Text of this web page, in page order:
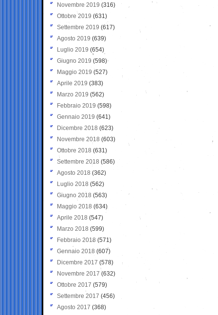
Novembre 2019 (316)
Ottobre 2019 (631)
Settembre 2019 (617)
Agosto 2019 (639)
Luglio 2019 (654)
Giugno 2019 (598)
Maggio 2019 (527)
Aprile 2019 (383)
Marzo 2019 (562)
Febbraio 2019 (598)
Gennaio 2019 (641)
Dicembre 2018 (623)
Novembre 2018 (603)
Ottobre 2018 (631)
Settembre 2018 (586)
Agosto 2018 (362)
Luglio 2018 (562)
Giugno 2018 (563)
Maggio 2018 (634)
Aprile 2018 (547)
Marzo 2018 (599)
Febbraio 2018 (571)
Gennaio 2018 (607)
Dicembre 2017 (578)
Novembre 2017 (632)
Ottobre 2017 (579)
Settembre 2017 (456)
Agosto 2017 (368)